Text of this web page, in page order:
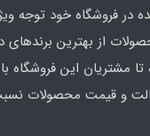
در فروشگاه خود توجه
از بهترین برندهای
مشتریان این فروشگاه
و قیمت محصولات